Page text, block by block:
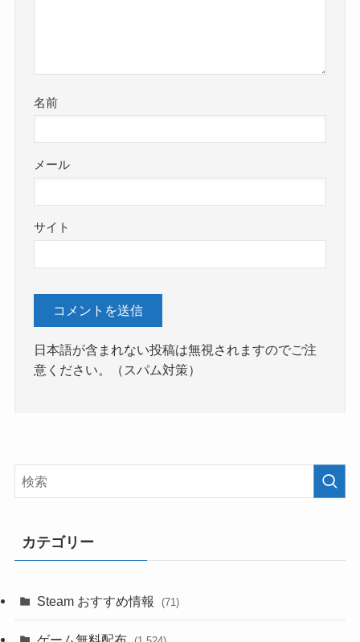
名前
メール
サイト
日本語が含まれない投稿は無視されますのでご注
意ください。（スパム対策）
カテゴリー
Steam おすすめ情報 (71)